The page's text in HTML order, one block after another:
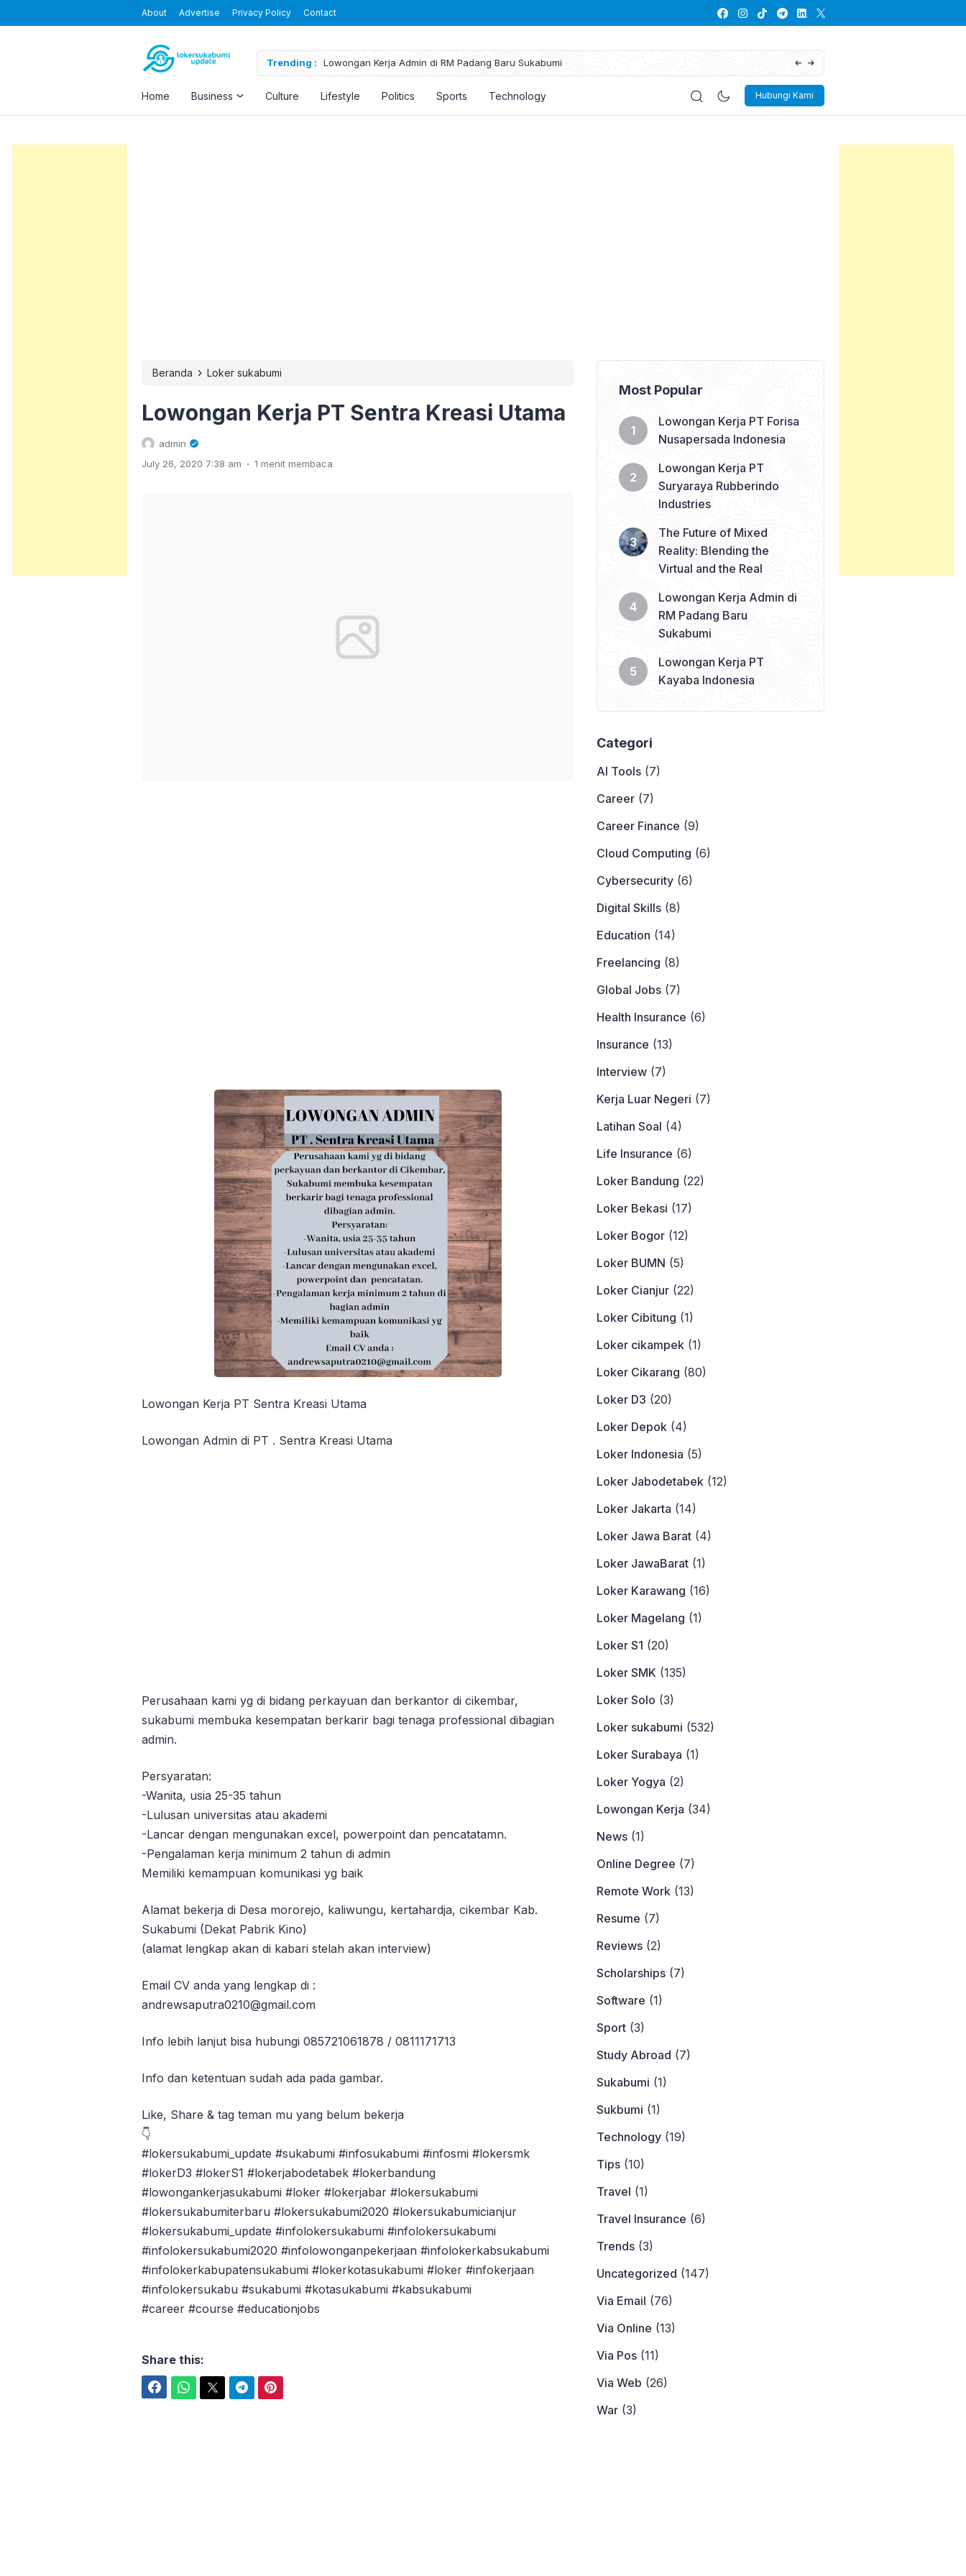
About Advertise Privacy Policy Contact
Trending : Lowongan Kerja Admin di RM Padang Baru Sukabumi Lowongan Kerja PT Kayaba Indonesia
Hubungi Kami
Home Business Culture Lifestyle Politics Sports Technology
Beranda › Loker sukabumi
Lowongan Kerja PT Sentra Kreasi Utama
admin
July 26, 2020 7:38 am . 1 menit membaca
Lowongan Kerja PT Sentra Kreasi Utama
Lowongan Admin di PT . Sentra Kreasi Utama
Perusahaan kami yg di bidang perkayuan dan berkantor di cikembar,
sukabumi membuka kesempatan berkarir bagi tenaga professional dibagian
admin.
Persyaratan:
-Wanita, usia 25-35 tahun
-Lulusan universitas atau akademi
-Lancar dengan mengunakan excel, powerpoint dan pencatatamn.
-Pengalaman kerja minimum 2 tahun di admin
Memiliki kemampuan komunikasi yg baik
Alamat bekerja di Desa mororejo, kaliwungu, kertahardja, cikembar Kab.
Sukabumi (Dekat Pabrik Kino)
(alamat lengkap akan di kabari stelah akan interview)
Email CV anda yang lengkap di :
andrewsaputra0210@gmail.com
Info lebih lanjut bisa hubungi 085721061878 / 0811171713
Info dan ketentuan sudah ada pada gambar.
Like, Share & tag teman mu yang belum bekerja
👇
#lokersukabumi_update #sukabumi #infosukabumi #infosmi #lokersmk
#lokerD3 #lokerS1 #lokerjabodetabek #lokerbandung
#lowongankerjasukabumi #loker #lokerjabar #lokersukabumi
#lokersukabumiterbaru #lokersukabumi2020 #lokersukabumicianjur
#lokersukabumi_update #infolokersukabumi #infolokersukabumi
#infolokersukabumi2020 #infolowonganpekerjaan #infolokerkabsukabumi
#infolokerkabupatensukabumi #lokerkotasukabumi #loker #infokerjaan
#infolokersukabu #sukabumi #kotasukabumi #kabsukabumi
#career #course #educationjobs
Share this:
Most Popular
Lowongan Kerja PT Forisa
Nusapersada Indonesia
Lowongan Kerja PT
Suryaraya Rubberindo
Industries
The Future of Mixed
Reality: Blending the
Virtual and the Real
Lowongan Kerja Admin di
RM Padang Baru
Sukabumi
Lowongan Kerja PT
Kayaba Indonesia
Categori
AI Tools (7)
Career (7)
Career Finance (9)
Cloud Computing (6)
Cybersecurity (6)
Digital Skills (8)
Education (14)
Freelancing (8)
Global Jobs (7)
Health Insurance (6)
Insurance (13)
Interview (7)
Kerja Luar Negeri (7)
Latihan Soal (4)
Life Insurance (6)
Loker Bandung (22)
Loker Bekasi (17)
Loker Bogor (12)
Loker BUMN (5)
Loker Cianjur (22)
Loker Cibitung (1)
Loker cikampek (1)
Loker Cikarang (80)
Loker D3 (20)
Loker Depok (4)
Loker Indonesia (5)
Loker Jabodetabek (12)
Loker Jakarta (14)
Loker Jawa Barat (4)
Loker JawaBarat (1)
Loker Karawang (16)
Loker Magelang (1)
Loker S1 (20)
Loker SMK (135)
Loker Solo (3)
Loker sukabumi (532)
Loker Surabaya (1)
Loker Yogya (2)
Lowongan Kerja (34)
News (1)
Online Degree (7)
Remote Work (13)
Resume (7)
Reviews (2)
Scholarships (7)
Software (1)
Sport (3)
Study Abroad (7)
Sukabumi (1)
Sukbumi (1)
Technology (19)
Tips (10)
Travel (1)
Travel Insurance (6)
Trends (3)
Uncategorized (147)
Via Email (76)
Via Online (13)
Via Pos (11)
Via Web (26)
War (3)